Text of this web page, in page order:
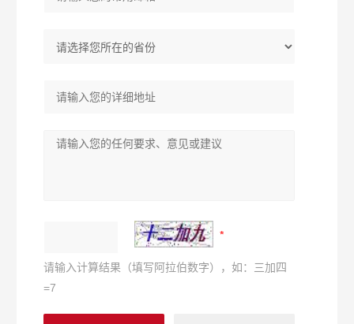
请输入计算结果（填写阿拉伯数字），如：三加四
=7